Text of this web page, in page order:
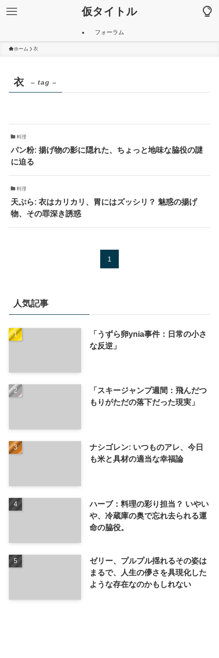
仮タイトル
フォーラム
ホーム 衣
人気記事
「うずら卵ynia事件：日常の小さ
な反逆」
「スキージャンプ週間：飛んだつ
もりがただの落下だった現実」
ナシゴレン: いつものアレ、今日
も米と具材の適当な幸福論
ハーブ：料理の彩り担当？ いやい
や、冷蔵庫の奥で忘れ去られる運
命の脇役。
ゼリー、プルプル揺れるその姿は
まるで、人生の儚さを具現化した
ような存在なのかもしれない
衣 – tag –
料理
パン粉: 揚げ物の影に隠れた、ちょっと地味な脇役の謎
に迫る
料理
天ぷら: 衣はカリカリ、胃にはズッシリ？ 魅惑の揚げ
物、その罪深き誘惑
1